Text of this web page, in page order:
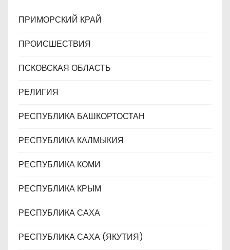
ПРИМОРСКИЙ КРАЙ
ПРОИСШЕСТВИЯ
ПСКОВСКАЯ ОБЛАСТЬ
РЕЛИГИЯ
РЕСПУБЛИКА БАШКОРТОСТАН
РЕСПУБЛИКА КАЛМЫКИЯ
РЕСПУБЛИКА КОМИ
РЕСПУБЛИКА КРЫМ
РЕСПУБЛИКА САХА
РЕСПУБЛИКА САХА (ЯКУТИЯ)